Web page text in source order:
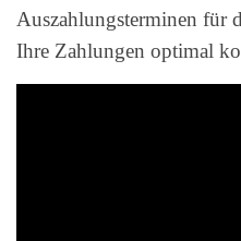
Auszahlungsterminen für
Ihre Zahlungen optimal